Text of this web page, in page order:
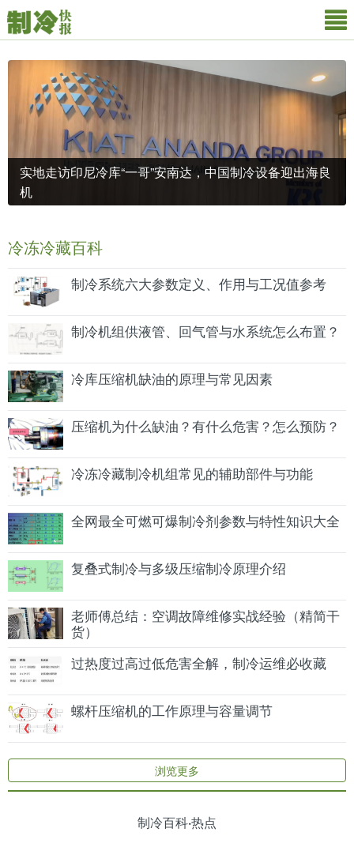
实地走访印尼冷库“一哥”安南达，中国制冷设备迎出海良
机
冷冻冷藏百科
制冷系统六大参数定义、作用与工况值参考
制冷机组供液管、回气管与水系统怎么布置？
冷库压缩机缺油的原理与常见因素
压缩机为什么缺油？有什么危害？怎么预防？
冷冻冷藏制冷机组常见的辅助部件与功能
全网最全可燃可爆制冷剂参数与特性知识大全
复叠式制冷与多级压缩制冷原理介绍
老师傅总结：空调故障维修实战经验（精简干
货）
过热度过高过低危害全解，制冷运维必收藏
螺杆压缩机的工作原理与容量调节
浏览更多
制冷百科·热点